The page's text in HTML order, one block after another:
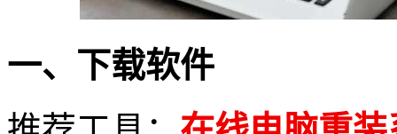
一、下载软件